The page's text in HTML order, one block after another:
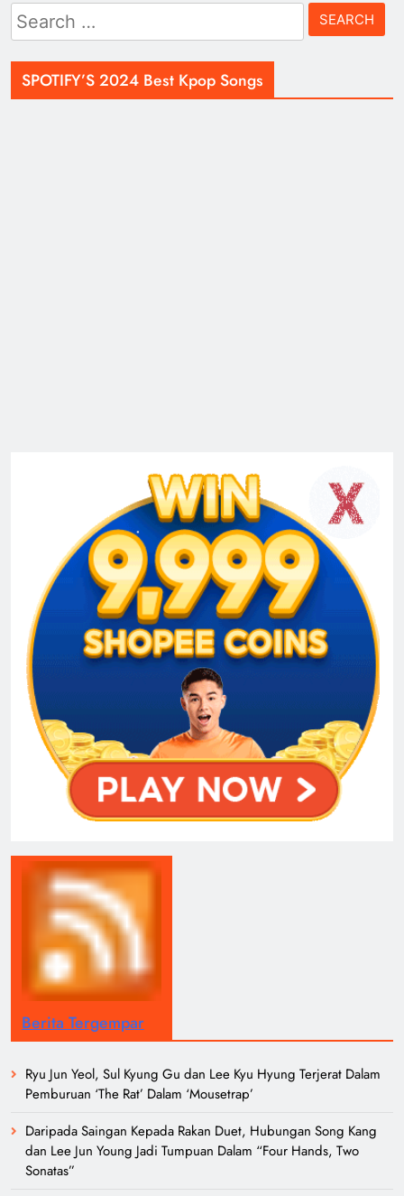
Search
for:
SPOTIFY’S 2024 Best Kpop Songs
Berita Tergempar
Ryu Jun Yeol, Sul Kyung Gu dan Lee Kyu Hyung Terjerat Dalam
Pemburuan ‘The Rat’ Dalam ‘Mousetrap’
Daripada Saingan Kepada Rakan Duet, Hubungan Song Kang
dan Lee Jun Young Jadi Tumpuan Dalam “Four Hands, Two
Sonatas”